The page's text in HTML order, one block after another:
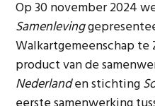
Op 30 november 2024
Samenleving
Walkartgemeenschap
product van de
Nederlanden stichting